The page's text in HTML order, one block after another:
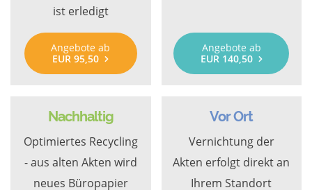
ist erledigt
Angebote ab
EUR 95,50
Angebote ab
EUR 140,50
Nachhaltig
Optimiertes Recycling
- aus alten Akten wird
neues Büropapier
Vor Ort
Vernichtung der
Akten erfolgt direkt an
Ihrem Standort